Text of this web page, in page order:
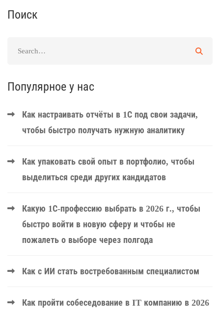
Поиск
Популярное у нас
Как настраивать отчёты в 1С под свои задачи,
чтобы быстро получать нужную аналитику
Как упаковать свой опыт в портфолио, чтобы
выделиться среди других кандидатов
Какую 1С-профессию выбрать в 2026 г., чтобы
быстро войти в новую сферу и чтобы не
пожалеть о выборе через полгода
Как с ИИ стать востребованным специалистом
Как пройти собеседование в IT компанию в 2026